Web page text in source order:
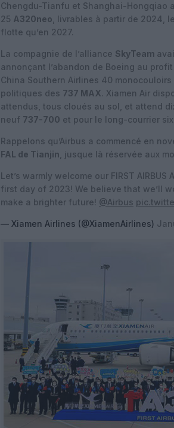
Chengdu-Tianfu et Shanghai-Hongqiao
25 A320neo , livrables à partir de 2024,
flotte qu’en 2027.
La compagnie de l’alliance SkyTeam
annonçant l’abandon de Boeing au
China Southern Airlines 40
politiques des 737 MAX. Xiamen Air
attendus, tous cloués au sol, et attend
neuf 737-700 et pour le long-courrier
Rappelons qu’Airbus a commencé en
FAL de Tianjin , jusque là réservée aux
Let’s warmly welcome our FIRST
first day of 2023! We believe that we’ll
make a brighter future! @Airbus
— Xiamen Airlines (@XiamenAirlines)